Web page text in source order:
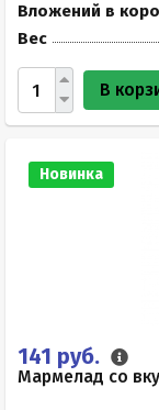
Вложений в
Вес
В
Новинка
141 руб.
Мармелад со